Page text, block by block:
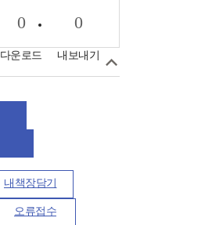
0
다운로드
0
내보내기
내책장담기
오류접수